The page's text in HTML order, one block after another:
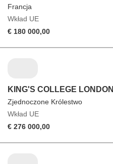
Francja
Wkład UE
€ 180 000,00
KING'S COLLEGE LONDON
Zjednoczone Królestwo
Wkład UE
€ 276 000,00